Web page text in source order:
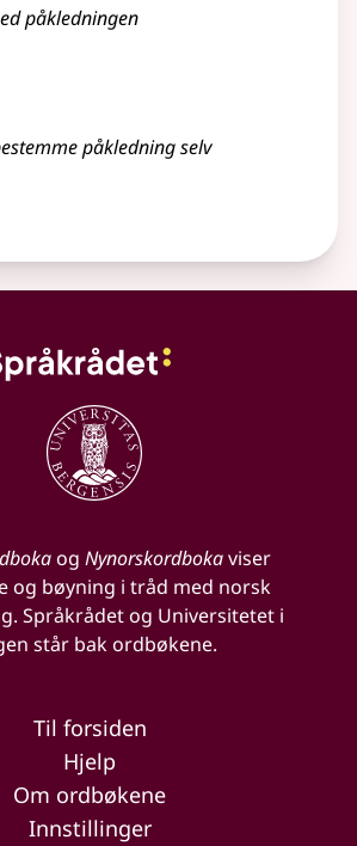
påkledningen
påkledning selv
og Nynorskordbokaviser
og bøyning i tråd med norsk
Språkrådet og Universitetet i
står bak ordbøkene.
Til forsiden
Hjelp
Om ordbøkene
Innstillinger